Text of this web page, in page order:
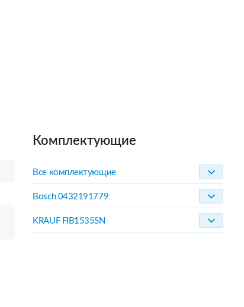
Комплектующие
Все комплектующие
Bosch 0432191779
KRAUF FIB1535SN